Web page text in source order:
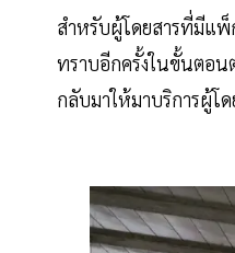
สำหรับผู้โดยสารที่มีแพ็
ทราบอีกครั้งในขั้นตอน
กลับมาให้มาบริการผู้โ